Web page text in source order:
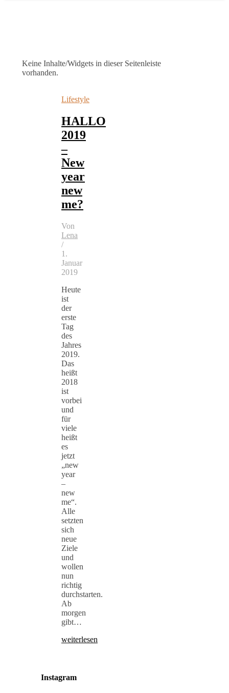
Keine Inhalte/Widgets in dieser Seitenleiste
vorhanden.
Lifestyle
HALLO
2019
–
New
year
new
me?
Von
Lena
/
1.
Januar
2019
Heute
ist
der
erste
Tag
des
Jahres
2019.
Das
heißt
2018
ist
vorbei
und
für
viele
heißt
es
jetzt
„new
year
–
new
me“.
Alle
setzten
sich
neue
Ziele
und
wollen
nun
richtig
durchstarten.
Ab
morgen
gibt…
weiterlesen
Instagram